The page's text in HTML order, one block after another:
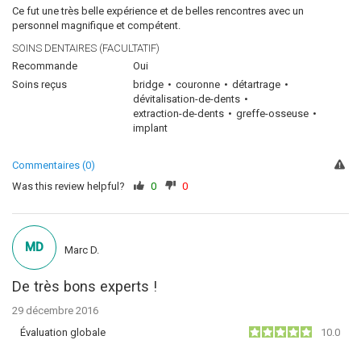
Ce fut une très belle expérience et de belles rencontres avec un
personnel magnifique et compétent.
SOINS DENTAIRES (FACULTATIF)
Recommande
Oui
Soins reçus
bridge couronne
détartrage
dévitalisation-de-dents
extraction-de-dents
greffe-osseuse
implant
Commentaires (0)
Was this review helpful?
0 0
De très bons experts !
29 décembre 2016
Évaluation globale
10.0
MD Marc D.